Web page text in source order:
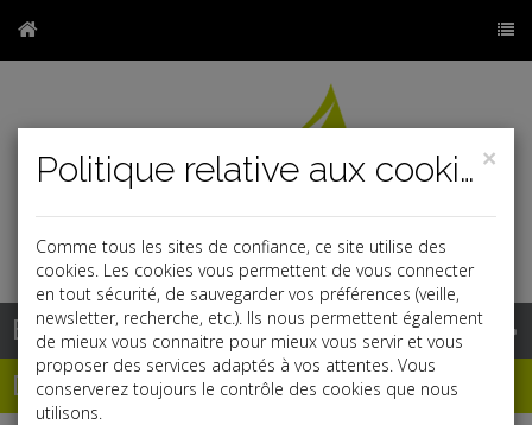
r
Base documentaire
Dépêches
×
Politique relative aux cookies
Comme tous les sites de confiance, ce site utilise des
cookies. Les cookies vous permettent de vous connecter
en tout sécurité, de sauvegarder vos préférences (veille,
newsletter, recherche, etc.). Ils nous permettent également
de mieux vous connaitre pour mieux vous servir et vous
proposer des services adaptés à vos attentes. Vous
conserverez toujours le contrôle des cookies que nous
utilisons.